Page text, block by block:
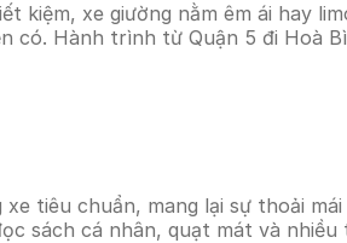
kiệm, xe giường nằm êm ái hay
có. Hành trình từ Quận 5 đi Hoà
tiêu chuẩn, mang lại sự thoải mái
sách cá nhân, quạt mát và nhiều